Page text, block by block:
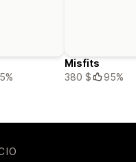
Misfits
380 $
95%